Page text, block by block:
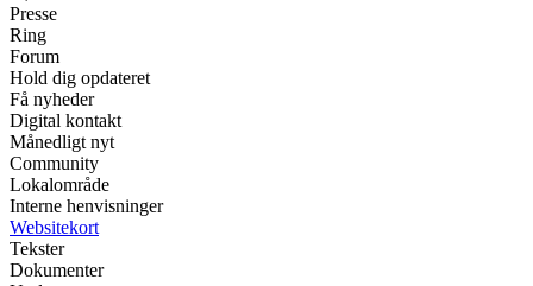
Presse
Ring
Forum
Hold dig opdateret
Få nyheder
Digital kontakt
Månedligt nyt
Community
Lokalområde
Interne henvisninger
Websitekort
Tekster
Dokumenter